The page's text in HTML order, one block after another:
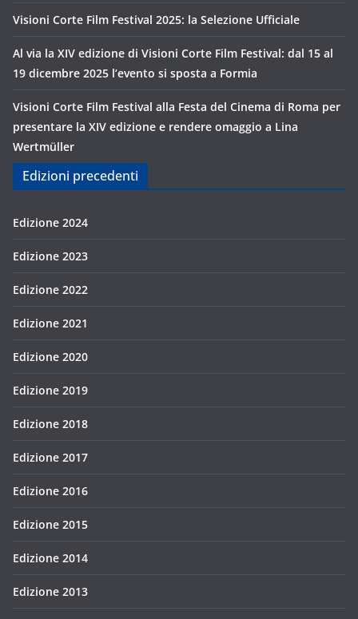
Visioni Corte Film Festival 2025: la Selezione Ufficiale
Al via la XIV edizione di Visioni Corte Film Festival: dal 15 al
19 dicembre 2025 l’evento si sposta a Formia
Visioni Corte Film Festival alla Festa del Cinema di Roma per
presentare la XIV edizione e rendere omaggio a Lina
Wertmüller
Edizioni precedenti
Edizione 2024
Edizione 2023
Edizione 2022
Edizione 2021
Edizione 2020
Edizione 2019
Edizione 2018
Edizione 2017
Edizione 2016
Edizione 2015
Edizione 2014
Edizione 2013